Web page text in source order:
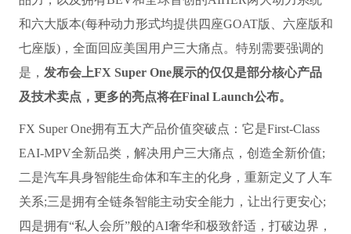
和六大版本(每种动力形式均提供四座GOAT版、六座版和
七座版)，全面回应美国用户三大痛点。特别需要强调的
是， 发布会上FX Super One展示的仅仅是部分核心产品
及技术卖点，更多的亮点将在Final Launch公布。
FX Super One拥有五大产品价值突破点：它是First-Class
EAI-MPV全新品类，解决用户三大痛点，创造全新价值;
二是汽车具身智能生命体和车主的化身，重新定义了人车
关系;三是拥有全链条智能主动安全能力，让出行更安心;
四是拥有“私人会所”般的AI奢华和极致舒适，打破边界，